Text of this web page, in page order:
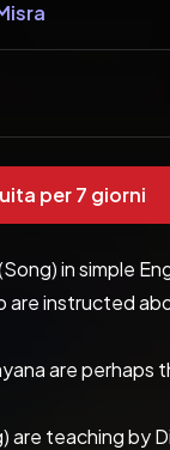
per 7 giorni
in simple
are instructed
are perhaps
are teaching by